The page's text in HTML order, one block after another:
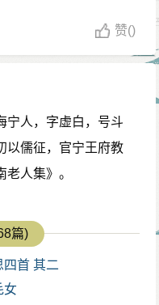
赞()
宁人，字虚白，号斗
以儒征，官宁王府教
老人集》。
篇)
四首 其二
女